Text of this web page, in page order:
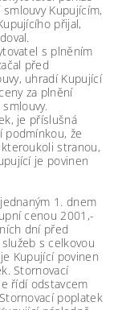
Kupujícím,
přijal,
s plněním
před
uhradí Kupující
za plnění
je příslušná
podmínkou, že
stranou,
je povinen
1. dnem
cenou 2001,-
dní před
s celkovou
Kupující povinen
Stornovací
řídí odstavcem
poplatek